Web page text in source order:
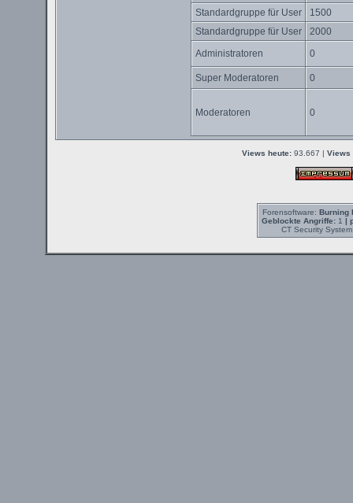
Standardgruppe für User
1500
Standardgruppe für User
2000
Administratoren
0
Super Moderatoren 0
Moderatoren 0
Views heute: 93.667 | Views
Forensoftware: Burning
Geblockte Angriffe:1 |
CT Security